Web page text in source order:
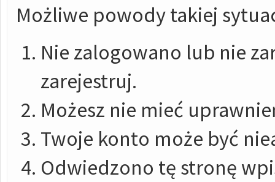
Możliwe powody takiej
Nie zalogowano lub nie
zarejestruj.
Możesz nie mieć
Twoje konto może być
Odwiedzono tę stronę